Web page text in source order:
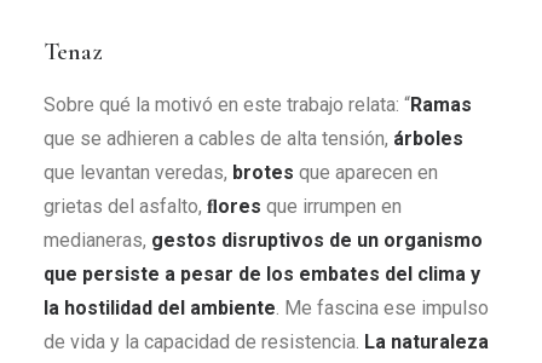
Tenaz
Sobre qué la motivó en este trabajo relata: “Ramas
que se adhieren a cables de alta tensión, árboles
que levantan veredas, brotes que aparecen en
grietas del asfalto, ﬂores que irrumpen en
medianeras, gestos disruptivos de un organismo
que persiste a pesar de los embates del clima y
la hostilidad del ambiente. Me fascina ese impulso
de vida y la capacidad de resistencia. La naturaleza